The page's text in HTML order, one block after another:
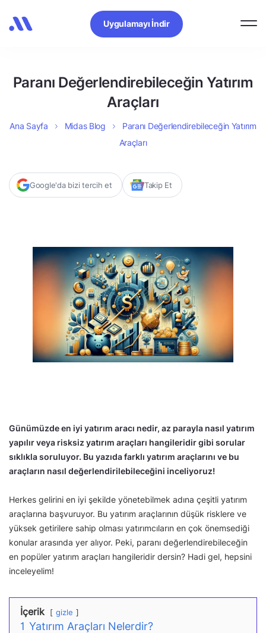
Uygulamayı İndir
Paranı Değerlendirebileceğin Yatırım
Araçları
Ana Sayfa Midas Blog
Paranı Değerlendirebileceğin Yatırım
Araçları
Google'da bizi tercih et Takip Et
Günümüzde en iyi yatırım aracı nedir, az parayla nasıl yatırım
yapılır veya risksiz yatırım araçları hangileridir gibi sorular
sıklıkla soruluyor. Bu yazıda farklı yatırım araçlarını ve bu
araçların nasıl değerlendirilebileceğini inceliyoruz!
Herkes gelirini en iyi şekilde yönetebilmek adına çeşitli yatırım
araçlarına başvuruyor. Bu yatırım araçlarının düşük risklere ve
yüksek getirilere sahip olması yatırımcıların en çok önemsediği
konular arasında yer alıyor. Peki, paranı değerlendirebileceğin
en popüler yatırım araçları hangileridir dersin? Hadi gel, hepsini
inceleyelim!
İçerik gizle
1 Yatırım Araçları Nelerdir?